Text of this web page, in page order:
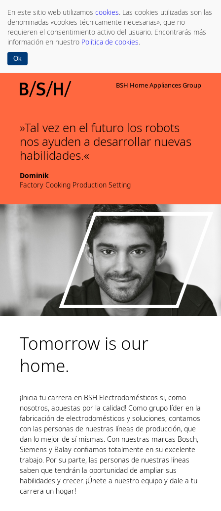
En este sitio web utilizamos cookies. Las cookies utilizadas son las
denominadas «cookies técnicamente necesarias», que no
requieren el consentimiento activo del usuario. Encontrarás más
información en nuestro Política de cookies.
Ok
BSH Home Appliances Group
Tal vez en el futuro los robots
nos ayuden a desarrollar nuevas
habilidades.
Dominik
Factory Cooking Production Setting
Tomorrow is our
home.
¡Inicia tu carrera en BSH Electrodomésticos si, como
nosotros, apuestas por la calidad! Como grupo líder en la
fabricación de electrodomésticos y soluciones, contamos
con las personas de nuestras líneas de producción, que
dan lo mejor de sí mismas. Con nuestras marcas Bosch,
Siemens y Balay confiamos totalmente en su excelente
trabajo. Por su parte, las personas de nuestras líneas
saben que tendrán la oportunidad de ampliar sus
habilidades y crecer. ¡Únete a nuestro equipo y dale a tu
carrera un hogar!